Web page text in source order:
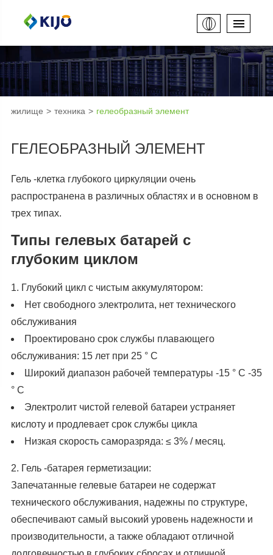
жилище техника гелеобразный элемент
ГЕЛЕОБРАЗНЫЙ ЭЛЕМЕНТ
Гель -клетка глубокого циркуляции очень
распространена в различных областях и в основном в
трех типах.
Типы гелевых батарей с
глубоким циклом
1. Глубокий цикл с чистым аккумулятором:
Нет свободного электролита, нет технического
обслуживания
Проектировано срок службы плавающего
обслуживания: 15 лет при 25 ° C
Широкий диапазон рабочей температуры -15 ° C -35
° C
Электролит чистой гелевой батареи устраняет
кислоту и продлевает срок службы цикла
Низкая скорость саморазряда: ≤ 3% / месяц.
2. Гель -батарея герметизации:
Запечатанные гелевые батареи не содержат
технического обслуживания, надежны по структуре,
обеспечивают самый высокий уровень надежности и
производительности, а также обладают отличной